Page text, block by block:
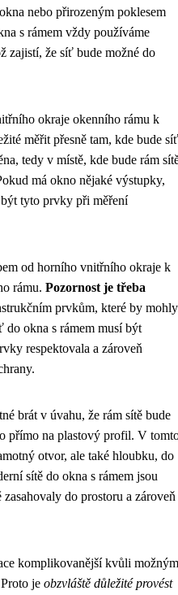
nebo přirozeným poklesem
s rámem vždy používáme
zajistí, že síť bude možné do
okraje okenního rámu k
měřit přesně tam, kde bude síť
tedy v místě, kde bude rám
má okno nějaké výstupky,
tyto prvky při měření
od horního vnitřního okraje k
rámu. Pozornost je třeba
prvkům, které by mohly
do okna s rámem musí být
respektovala a zároveň
brát v úvahu, že rám sítě bude
přímo na plastový profil. V
otvor, ale také hloubku, do
sítě do okna s rámem jsou
do prostoru a zároveň
komplikovanější kvůli možným
je obzvláště důležité provést